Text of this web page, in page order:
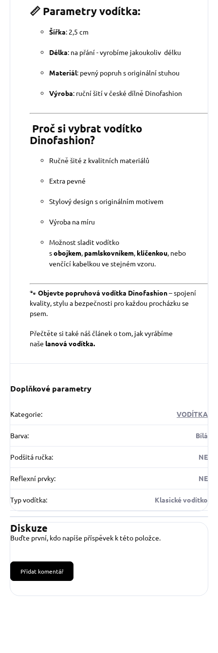
📏 Parametry vodítka:
Šířka: 2,5 cm
Délka: na přání - vyrobíme jakoukoliv délku
Materiál: pevný popruh s originální stuhou
Výroba: ruční šití v české dílně Dinofashion
Proč si vybrat vodítko
Dinofashion?
Ručně šité z kvalitních materiálů
Extra pevné
Stylový design s originálním motivem
Výroba na míru
Možnost sladit vodítko
sobojkem, pamlskovníkem, klíčenkou, nebo
venčící kabelkou ve stejném vzoru.
🐾 Objevte popruhová vodítka Dinofashion– spojení
kvality, stylu a bezpečnosti pro každou procházku se
psem.
Přečtěte si také náš článek o tom, jak vyrábíme
naše lanová vodítka.
Doplňkové parametry
Kategorie: VODÍTKA
Barva: Bílá
Podšitá ručka: NE
Reflexní prvky: NE
Typ vodítka: Klasické vodítko
Diskuze
Buďte první, kdo napíše příspěvek k této položce.
Přidat komentář